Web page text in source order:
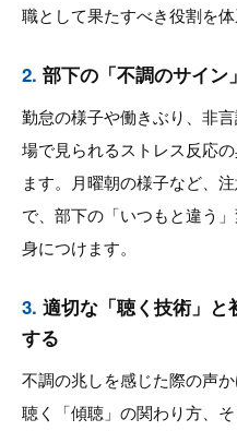
職として果たすべき役割を体
2. 部下の「不調のサイン
勤怠の様子や働きぶり、非
場で見られるストレス反応
ます。月曜朝の様子など、
で、部下の「いつもと違う
身につけます。
3. 適切な「聴く技術」
する
不調の兆しを感じた際の声
聴く「傾聴」の関わり方、